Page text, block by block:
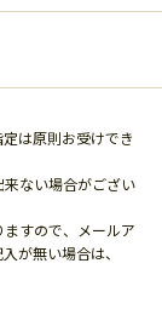
は原則お受けでき
ない場合がござい
すので、メールア
が無い場合は、